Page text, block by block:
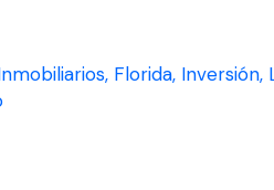
, Florida, Inversión,